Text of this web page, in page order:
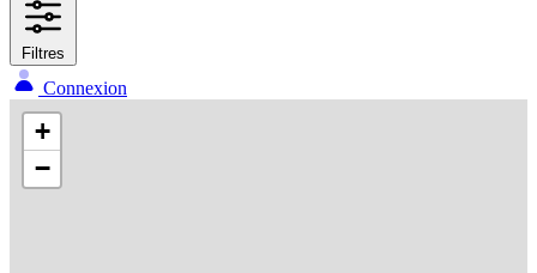
Filtres
Connexion
+
−